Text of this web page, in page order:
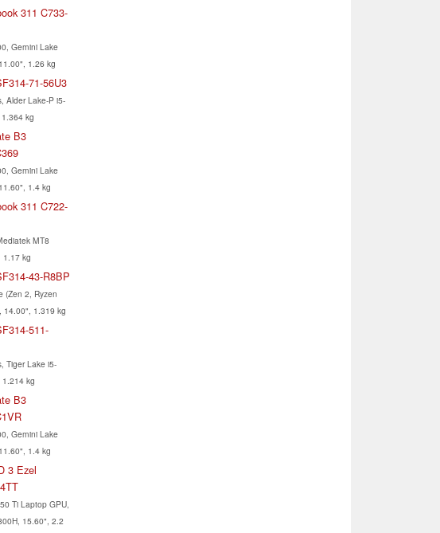
311 C733-
Gemini Lake
1.26 kg
71-56U3
Alder Lake-P i5-
kg
B3
Gemini Lake
1.4 kg
311 C722-
MT8
1.17 kg
43-R8BP
(Zen 2, Ryzen
14.00", 1.319 kg
511-
Tiger Lake i5-
kg
B3
Gemini Lake
1.4 kg
3 Ezel
Ti Laptop GPU,
15.60", 2.2